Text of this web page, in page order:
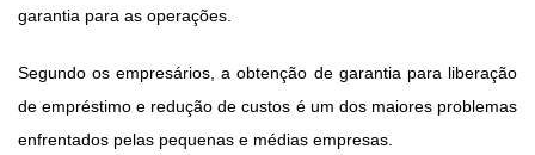
garantia para as operações.
Segundo os empresários, a obtenção de garantia para liberação
de empréstimo e redução de custos é um dos maiores problemas
enfrentados pelas pequenas e médias empresas.